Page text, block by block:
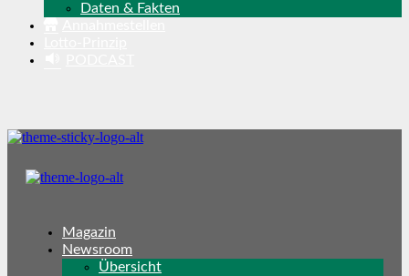
Daten & Fakten
Magazin
Newsroom
Übersicht